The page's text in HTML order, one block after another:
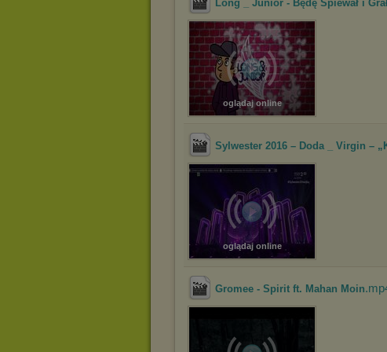
Long _ Junior - Będę Śpiewał i
oglądaj online
Sylwester 2016 – Doda _ Virgin –
oglądaj online
Gromee - Spirit ft. Mahan Moin